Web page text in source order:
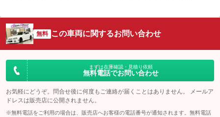
無料 この車両に関するお問い合わせ
まずは在庫確認・見積り依頼
無料電話でお問い合わせ
お気軽にどうぞ。問合せ後に何度もご連絡が届くことはありません。 メールア
ドレスは販売店に公開されません。
※無料電話をご利用の場合は、販売店へお客様の電話番号が通知されます。無料電話